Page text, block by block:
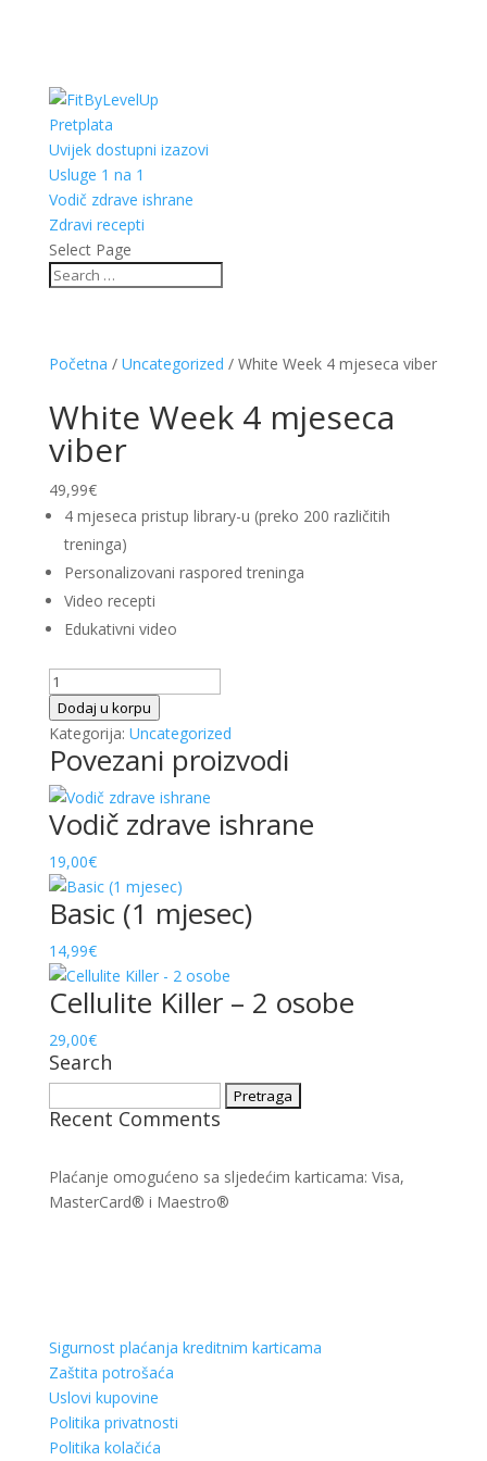
Pretplata
Uvijek dostupni izazovi
Usluge 1 na 1
Vodič zdrave ishrane
Zdravi recepti
Select Page
Početna / Uncategorized / White Week 4 mjeseca viber
White Week 4 mjeseca
viber
49,99€
4 mjeseca pristup library-u (preko 200 različitih
treninga)
Personalizovani raspored treninga
Video recepti
Edukativni video
White
Week
4
mjeseca
viber
količina
Dodaj u korpu
Kategorija: Uncategorized
Povezani proizvodi
Vodič zdrave ishrane
19,00€
Basic (1 mjesec)
14,99€
Cellulite Killer – 2 osobe
29,00€
Search
Recent Comments
Plaćanje omogućeno sa sljedećim karticama: Visa,
MasterCard® i Maestro®
Sigurnost plaćanja kreditnim karticama
Zaštita potrošaća
Uslovi kupovine
Politika privatnosti
Politika kolačića